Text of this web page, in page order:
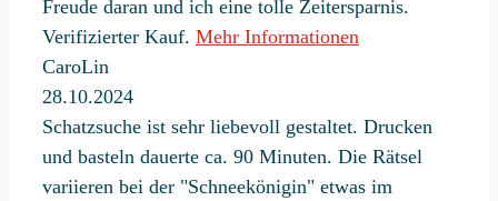
Freude daran und ich eine tolle Zeitersparnis.
Verifizierter Kauf. Mehr Informationen
CaroLin
28.10.2024
Schatzsuche ist sehr liebevoll gestaltet. Drucken
und basteln dauerte ca. 90 Minuten. Die Rätsel
variieren bei der "Schneekönigin" etwas im